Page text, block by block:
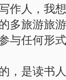
人，我想
多旅游旅
与任何形
是读书人